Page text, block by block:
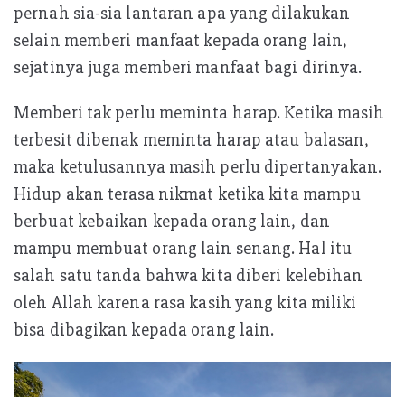
pernah sia-sia lantaran apa yang dilakukan
selain memberi manfaat kepada orang lain,
sejatinya juga memberi manfaat bagi dirinya.
Memberi tak perlu meminta harap. Ketika masih
terbesit dibenak meminta harap atau balasan,
maka ketulusannya masih perlu dipertanyakan.
Hidup akan terasa nikmat ketika kita mampu
berbuat kebaikan kepada orang lain, dan
mampu membuat orang lain senang. Hal itu
salah satu tanda bahwa kita diberi kelebihan
oleh Allah karena rasa kasih yang kita miliki
bisa dibagikan kepada orang lain.